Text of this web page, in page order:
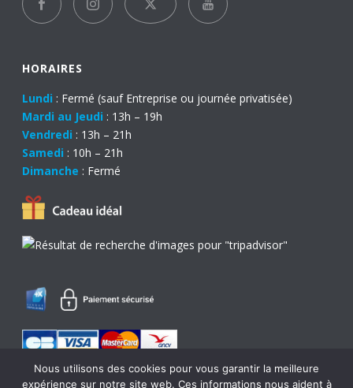
HORAIRES
Lundi : Fermé (sauf Entreprise ou journée privatisée)
Mardi au Jeudi : 13h – 19h
Vendredi : 13h – 21h
Samedi : 10h – 21h
Dimanche : Fermé
Nous utilisons des cookies pour vous garantir la meilleure
expérience sur notre site web. Ces informations nous aident à